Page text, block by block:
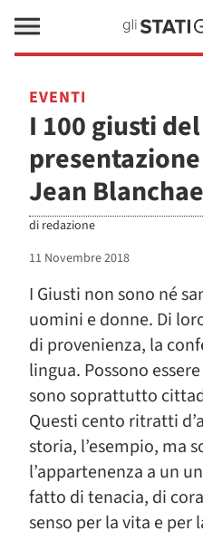
EVENTI
I 100 giusti
Jean
di redazione
11 Novembre 2018
I Giusti non sono né
uomini e donne. Di
di provenienza, la
lingua. Possono
sono soprattutto
Questi cento ritratti
storia, l’esempio, ma
l’appartenenza a un
fatto di tenacia, di
senso per la vita e per